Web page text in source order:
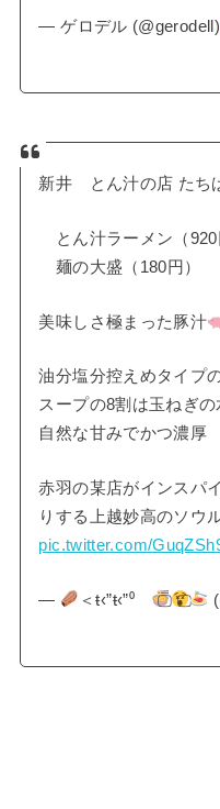
— ゲロデル (@gerodell)
新井 とん汁の店 たち
とん汁ラーメン（920
麺の大盛（180円）
美味しさ極まった豚汁
油分塩分控えめタイプ
スープの8割は玉ねぎの
自然な甘みでかつ濃厚
赤羽の某店がインスパ
りする上越妙高のソウ
pic.twitter.com/
— ＜ŧ‹”ŧ‹”⁰͏